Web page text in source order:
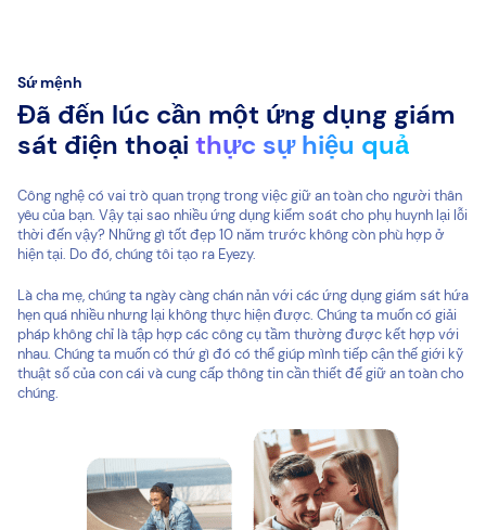
Sứ mệnh
Đã đến lúc cần một ứng dụng giám
sát điện thoại thực sự hiệu quả
Công nghệ có vai trò quan trọng trong việc giữ an toàn cho người thân
yêu của bạn. Vậy tại sao nhiều ứng dụng kiểm soát cho phụ huynh lại lỗi
thời đến vậy? Những gì tốt đẹp 10 năm trước không còn phù hợp ở
hiện tại. Do đó, chúng tôi tạo ra Eyezy.
Là cha mẹ, chúng ta ngày càng chán nản với các ứng dụng giám sát hứa
hẹn quá nhiều nhưng lại không thực hiện được. Chúng ta muốn có giải
pháp không chỉ là tập hợp các công cụ tầm thường được kết hợp với
nhau. Chúng ta muốn có thứ gì đó có thể giúp mình tiếp cận thế giới kỹ
thuật số của con cái và cung cấp thông tin cần thiết để giữ an toàn cho
chúng.